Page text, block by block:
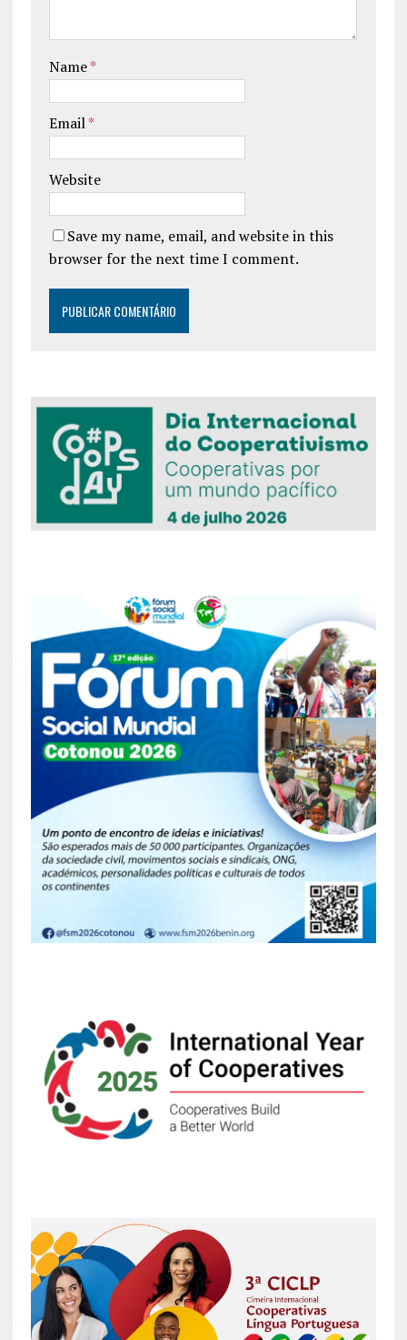
Name*
Email*
Website
Save my name, email, and website in this
browser for the next time I comment.